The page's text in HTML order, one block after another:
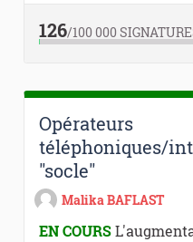
126/100 000
Opérateurs
téléphoniques/
"socle"
Malika BAFLAST
EN COURS